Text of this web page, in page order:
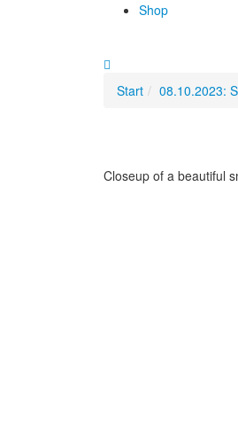
Shop
Start 08.10.2023:
Closeup of a beautiful